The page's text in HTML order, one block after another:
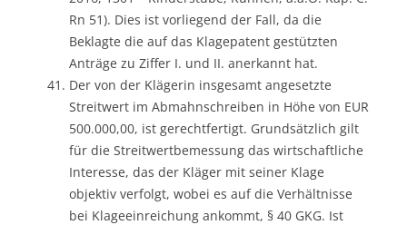
Rn 51). Dies ist vorliegend der Fall, da die
Beklagte die auf das Klagepatent gestützten
Anträge zu Ziffer I. und II. anerkannt hat.
Der von der Klägerin insgesamt angesetzte
Streitwert im Abmahnschreiben in Höhe von EUR
500.000,00, ist gerechtfertigt. Grundsätzlich gilt
für die Streitwertbemessung das wirtschaftliche
Interesse, das der Kläger mit seiner Klage
objektiv verfolgt, wobei es auf die Verhältnisse
bei Klageeinreichung ankommt, § 40 GKG. Ist